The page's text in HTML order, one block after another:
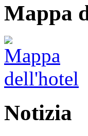
Mappa
Notizia